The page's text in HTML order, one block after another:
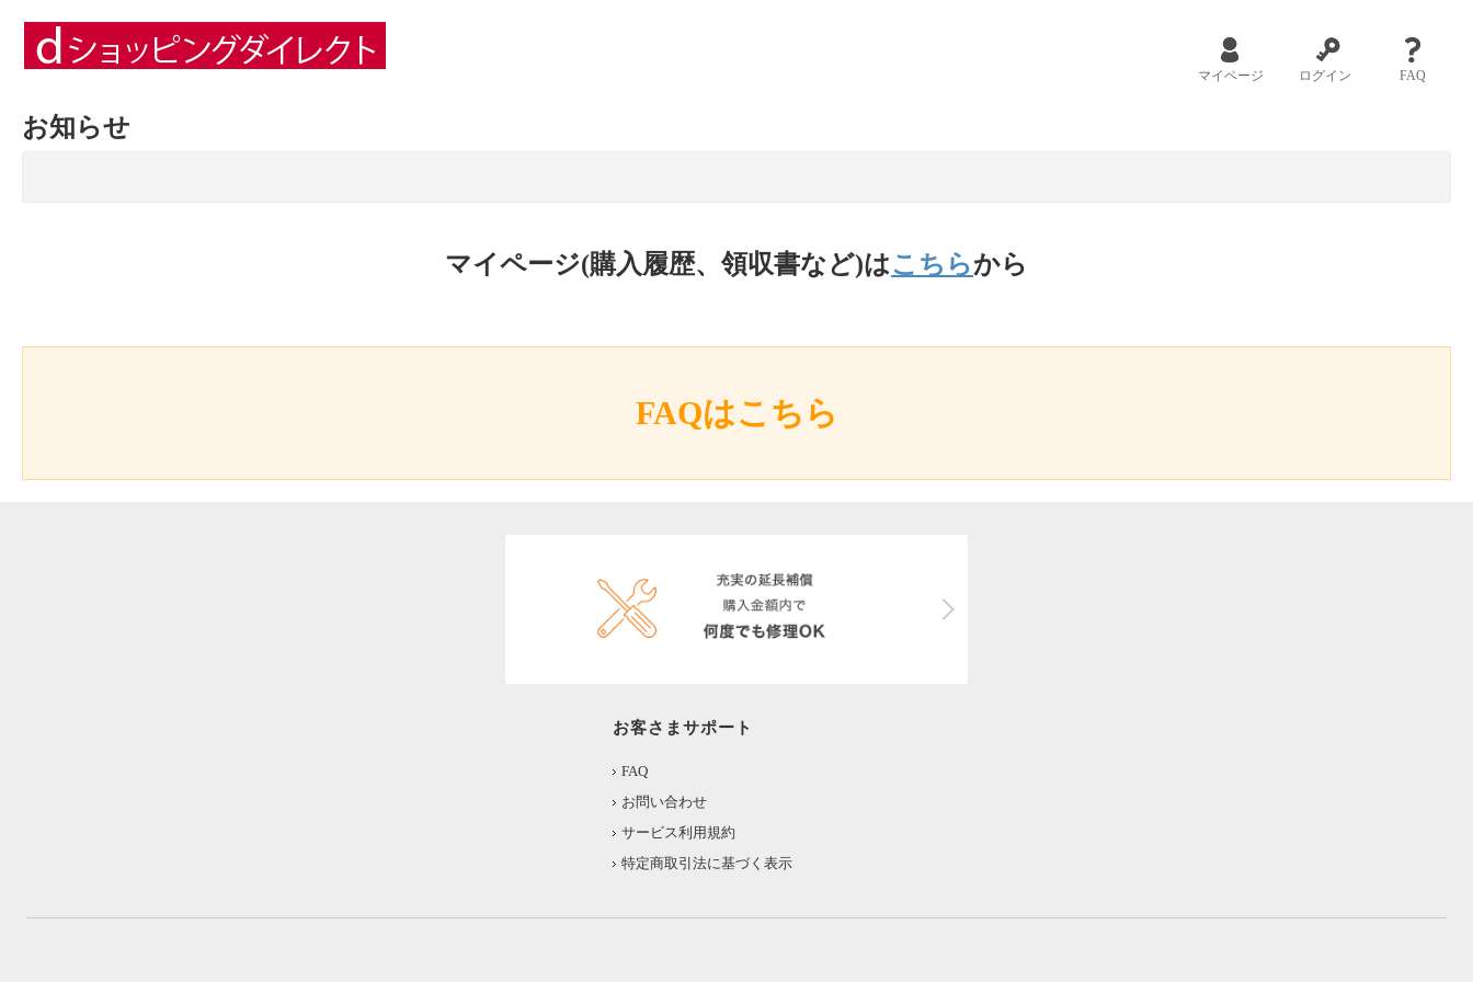
マイページ ログイン FAQ
お知らせ
マイページ(購入履歴、領収書など)はこちらから
FAQはこちら
お客さまサポート
FAQ
お問い合わせ
サービス利用規約
特定商取引法に基づく表示